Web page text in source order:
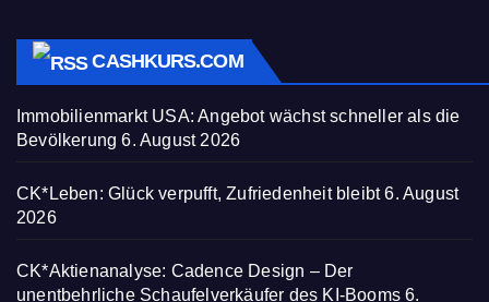
CASHKURS.COM
Immobilienmarkt USA: Angebot wächst schneller als die
Bevölkerung 6. August 2026
CK*Leben: Glück verpufft, Zufriedenheit bleibt 6. August
2026
CK*Aktienanalyse: Cadence Design – Der
unentbehrliche Schaufelverkäufer des KI-Booms 6.